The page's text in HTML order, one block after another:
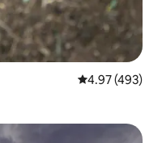
औसत रेटिंग 5 में से
4.97 (493)